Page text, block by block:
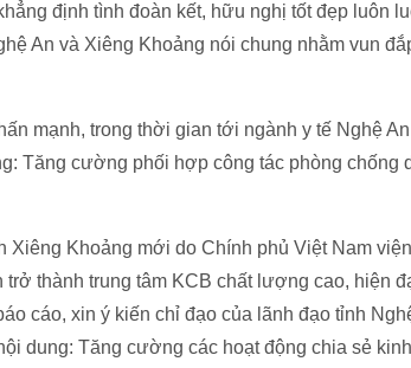
định tình đoàn kết, hữu nghị tốt đẹp luôn
An và Xiêng Khoảng nói chung nhằm vun
mạnh, trong thời gian tới ngành y tế Nghệ
Tăng cường phối hợp công tác phòng chống
Xiêng Khoảng mới do Chính phủ Việt Nam
trở thành trung tâm KCB chất lượng cao, hiện
cáo, xin ý kiến chỉ đạo của lãnh đạo tỉnh
dung: Tăng cường các hoạt động chia sẻ